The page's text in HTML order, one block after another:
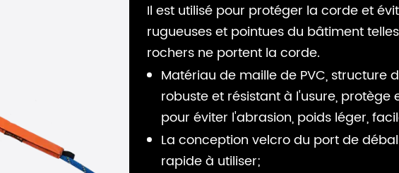
Il est utilisé pour protéger la corde et
rugueuses et pointues du bâtiment
rochers ne portent la corde.
Matériau de maille de PVC, structure
robuste et résistant à l'usure,
pour éviter l'abrasion, poids léger,
La conception velcro du port de
rapide à utiliser;